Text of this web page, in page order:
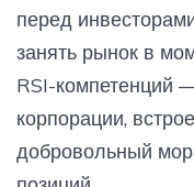
перед
занять рынок в
RSI-компетенций
корпорации,
добровольный